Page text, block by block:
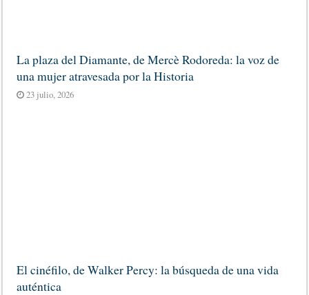
La plaza del Diamante, de Mercè Rodoreda: la voz de
una mujer atravesada por la Historia
23 julio, 2026
El cinéfilo, de Walker Percy: la búsqueda de una vida
auténtica